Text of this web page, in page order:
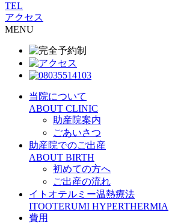
TEL
アクセス
MENU
当院について
ABOUT CLINIC
助産院案内
ごあいさつ
助産院でのご出産
ABOUT BIRTH
初めての方へ
ご出産の流れ
イトオテルミー温熱療法
ITOOTERUMI HYPERTHERMIA
費用